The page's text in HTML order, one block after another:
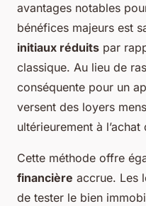
avantages notables
bénéfices majeurs est
initiaux réduits par
classique. Au lieu de
conséquente pour un
versent des loyers
ultérieurement à l’achat
Cette méthode offre
financière accrue. Les
de tester le bien